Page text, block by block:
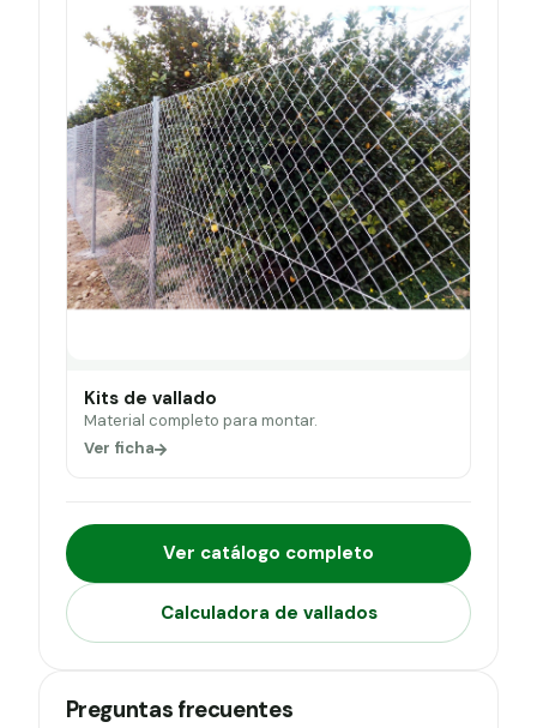
Kits de vallado
Material completo para montar.
Ver ficha
Ver catálogo completo
Calculadora de vallados
Preguntas frecuentes